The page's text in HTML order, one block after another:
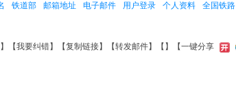
铁道部 邮箱地址 电子邮件 用户登录 个人资料 全国铁路
】【我要纠错】【复制链接】【转发邮件】【 】 【一键分享